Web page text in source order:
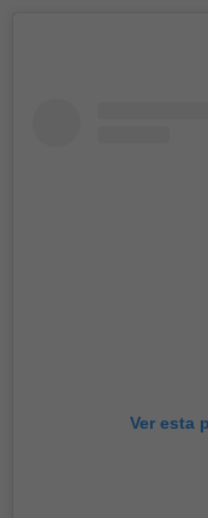
Ver esta